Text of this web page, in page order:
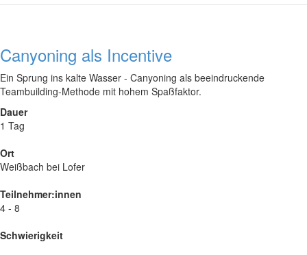
Canyoning als Incentive
Ein Sprung ins kalte Wasser - Canyoning als beeindruckende
Teambuilding-Methode mit hohem Spaßfaktor.
Dauer
1 Tag
Ort
Weißbach bei Lofer
Teilnehmer:innen
4 - 8
Schwierigkeit